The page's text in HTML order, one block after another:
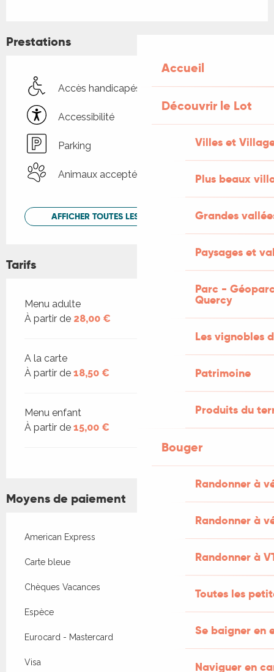
Accueil
Découvrir le Lot
Villes et
Plus beaux
Grandes
Paysages et
Parc -
Quercy
Les vignobles
Patrimoine
Produits du
Bouger
Randonner à
Randonner à
Randonner à
Toutes les
Se baigner en
Naviguer en
Prestations
Accès handicapés
Accessibilité
Parking
Animaux acceptés
AFFICHER TOUTES LES PRESTATIONS
Tarifs
Tarifs 2026
Menu adulte
À partir de 28,00 €
A la carte
À partir de 18,50 €
Menu enfant
À partir de 15,00 €
Moyens de paiement
American Express
Carte bleue
Chèques Vacances
Espèce
Eurocard - Mastercard
Visa